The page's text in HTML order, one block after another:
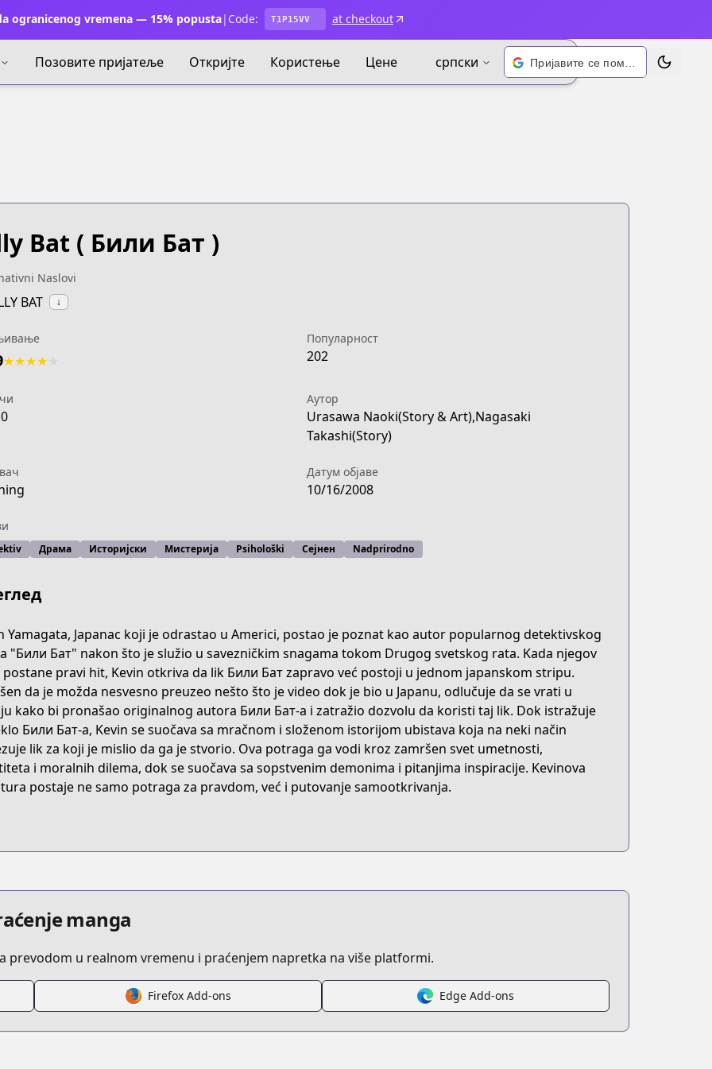
ogranicenog vremena — 15% popusta| Code: T1P15VV at checkout
Позовите пријатеље Откријте Користење Цене српски Промени
4259-9b02-2580185bd2bb?page=1
billy-bat
Bat ( Били Бат )
Naslovi
BAT ↓
★★★★
Популарност
202
Аутор
Urasawa Naoki(Story & Art),Nagasaki
Takashi(Story)
Датум објаве
10/16/2008
Драма Историјски Мистерија Psihološki Сејнен Nadprirodno
Yamagata, Japanac koji je odrastao u Americi, postao je poznat kao autor popularnog detektivskog
"Били Бат" nakon što je služio u savezničkim snagama tokom Drugog svetskog rata. Kada njegov
pravi hit, Kevin otkriva da lik Били Бат zapravo već postoji u jednom japanskom stripu.
da je možda nesvesno preuzeo nešto što je video dok je bio u Japanu, odlučuje da se vrati u
kako bi pronašao originalnog autora Били Бат-a i zatražio dozvolu da koristi taj lik. Dok istražuje
Били Бат-a, Kevin se suočava sa mračnom i složenom istorijom ubistava koja na neki način
lik za koji je mislio da ga je stvorio. Ova potraga ga vodi kroz zamršen svet umetnosti,
i moralnih dilema, dok se suočava sa sopstvenim demonima i pitanjima inspiracije. Kevinova
postaje ne samo potraga za pravdom, već i putovanje samootkrivanja.
manga
prevodom u realnom vremenu i praćenjem napretka na više platformi.
Firefox Add-ons Edge Add-ons